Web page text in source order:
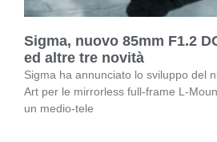
Sigma, nuovo 85mm F1.2
ed altre tre novità
Sigma ha annunciato lo sviluppo del
Art per le mirrorless full-frame L-
un medio-tele